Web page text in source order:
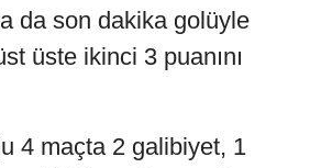
da son dakika golüyle
üste ikinci 3 puanını
4 maçta 2 galibiyet, 1